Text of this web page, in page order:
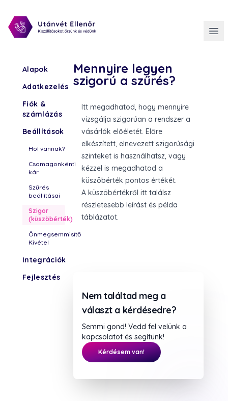
Alapok
Adatkezelés
Fiók &
számlázás
Beállítások
Hol vannak?
Csomagonkénti
kár
Szűrés
beállításai
Szigor
(küszöbérték)
Önmegsemmisítő
Kivétel
Integrációk
Fejlesztés
Mennyire legyen
szigorú a szűrés?
Itt megadhatod, hogy mennyire
vizsgálja szigorúan a rendszer a
vásárlók előéletét. Előre
elkészített, elnevezett szigorúsági
szinteket is használhatsz, vagy
kézzel is megadhatod a
küszöbérték pontos értékét.
A küszöbértékről itt találsz
részletesebb leírást és példa
táblázatot.
Nem találtad meg a
választ a kérdésedre?
Semmi gond! Vedd fel velünk a
kapcsolatot és segítünk!
Kérdésem van!